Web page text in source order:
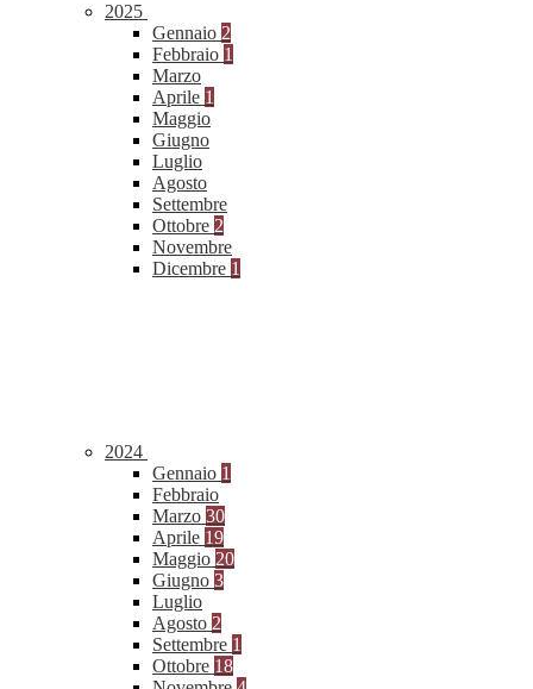
2025
Gennaio 2
Febbraio 1
Marzo
Aprile 1
Maggio
Giugno
Luglio
Agosto
Settembre
Ottobre 2
Novembre
Dicembre 1
2024
Gennaio 1
Febbraio
Marzo 30
Aprile 19
Maggio 20
Giugno 3
Luglio
Agosto 2
Settembre 1
Ottobre 18